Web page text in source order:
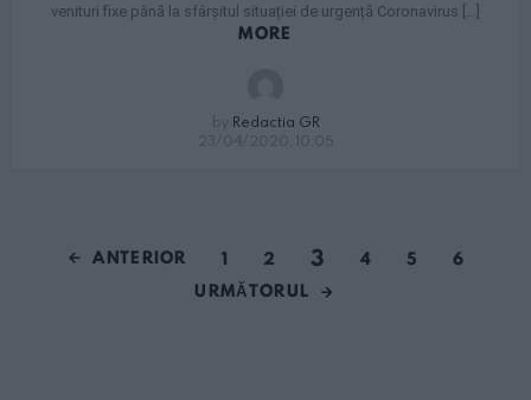
venituri fixe până la sfârșitul situației de urgență Coronavirus […]
MORE
by Redactia GR
23/04/2020, 10:05
ANTERIOR 1 2 3 4 5
6
URMĂTORUL